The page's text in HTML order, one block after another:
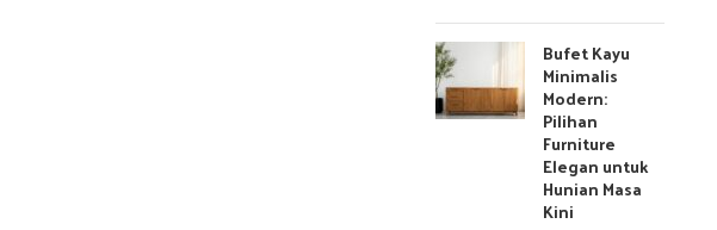
Bufet Kayu
Minimalis
Modern:
Pilihan
Furniture
Elegan untuk
Hunian Masa
Kini